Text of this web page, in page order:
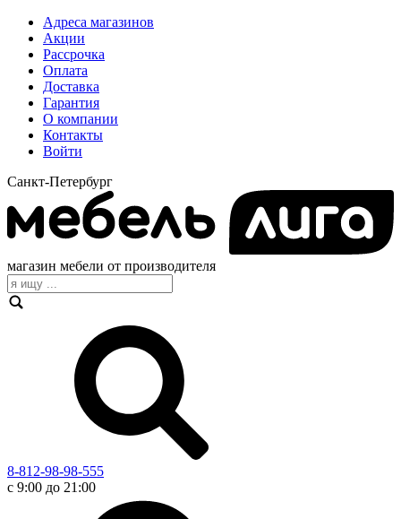
Адреса магазинов
Акции
Рассрочка
Оплата
Доставка
Гарантия
О компании
Контакты
Войти
Санкт-Петербург
магазин мебели от производителя
8-812-98-98-555
с 9:00 до 21:00